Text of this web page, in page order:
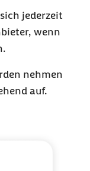
jederzeit
wenn
nehmen
auf.